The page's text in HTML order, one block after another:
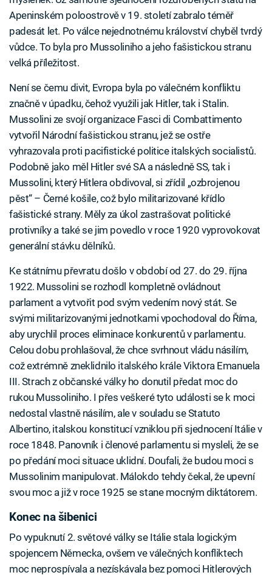
Apeninském poloostrově v 19. století zabralo téměř
padesát let. Po válce nejednotnému království chyběl tvrdý
vůdce. To byla pro Mussoliniho a jeho fašistickou stranu
velká příležitost.
Není se čemu divit, Evropa byla po válečném konfliktu
značně v úpadku, čehož využili jak Hitler, tak i Stalin.
Mussolini ze svojí organizace Fasci di Combattimento
vytvořil Národní fašistickou stranu, jež se ostře
vyhrazovala proti pacifistické politice italských socialistů.
Podobně jako měl Hitler své SA a následně SS, tak i
Mussolini, který Hitlera obdivoval, si zřídil „ozbrojenou
pěst“ – Černé košile, což bylo militarizované křídlo
fašistické strany. Měly za úkol zastrašovat politické
protivníky a také se jim povedlo v roce 1920 vyprovokovat
generální stávku dělníků.
Ke státnímu převratu došlo v období od 27. do 29. října
1922. Mussolini se rozhodl kompletně ovládnout
parlament a vytvořit pod svým vedením nový stát. Se
svými militarizovanými jednotkami vpochodoval do Říma,
aby urychlil proces eliminace konkurentů v parlamentu.
Celou dobu prohlašoval, že chce svrhnout vládu násilím,
což extrémně zneklidnilo italského krále Viktora Emanuela
III. Strach z občanské války ho donutil předat moc do
rukou Mussoliniho. I přes veškeré tyto události se k moci
nedostal vlastně násilím, ale v souladu se Statuto
Albertino, italskou konstitucí vzniklou při sjednocení Itálie v
roce 1848. Panovník i členové parlamentu si mysleli, že se
po předání moci situace uklidní. Doufali, že budou moci s
Mussolinim manipulovat. Málokdo tehdy čekal, že upevní
svou moc a již v roce 1925 se stane mocným diktátorem.
Konec na šibenici
Po vypuknutí 2. světové války se Itálie stala logickým
spojencem Německa, ovšem ve válečných konfliktech
moc neprospívala a nezískávala bez pomoci Hitlerových